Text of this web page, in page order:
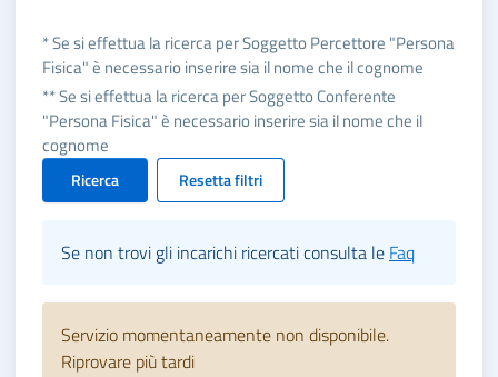
* Se si effettua la ricerca per Soggetto Percettore "Persona
Fisica" è necessario inserire sia il nome che il cognome
** Se si effettua la ricerca per Soggetto Conferente
"Persona Fisica" è necessario inserire sia il nome che il
cognome
Ricerca Resetta filtri
Se non trovi gli incarichi ricercati consulta le Faq
Servizio momentaneamente non disponibile.
Riprovare più tardi